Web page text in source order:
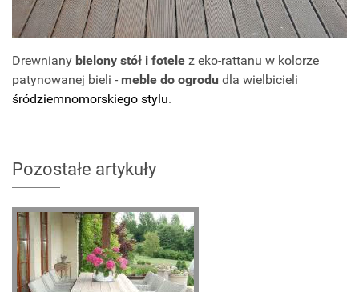
Drewniany bielony stół i fotele z eko-rattanu w kolorze
patynowanej bieli - meble do ogrodu dla wielbicieli
śródziemnomorskiego stylu.
Pozostałe artykuły